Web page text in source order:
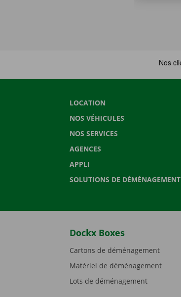
LOCATION
NOS VÉHICULES
NOS SERVICES
AGENCES
APPLI
SOLUTIONS DE DÉMÉNAGEMENT
Dockx Boxes
Cartons de déménagement
Matériel de déménagement
Lots de déménagement